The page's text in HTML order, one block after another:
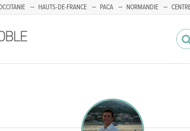
HAUTS-DE-FRANCE PACA NORMANDIE